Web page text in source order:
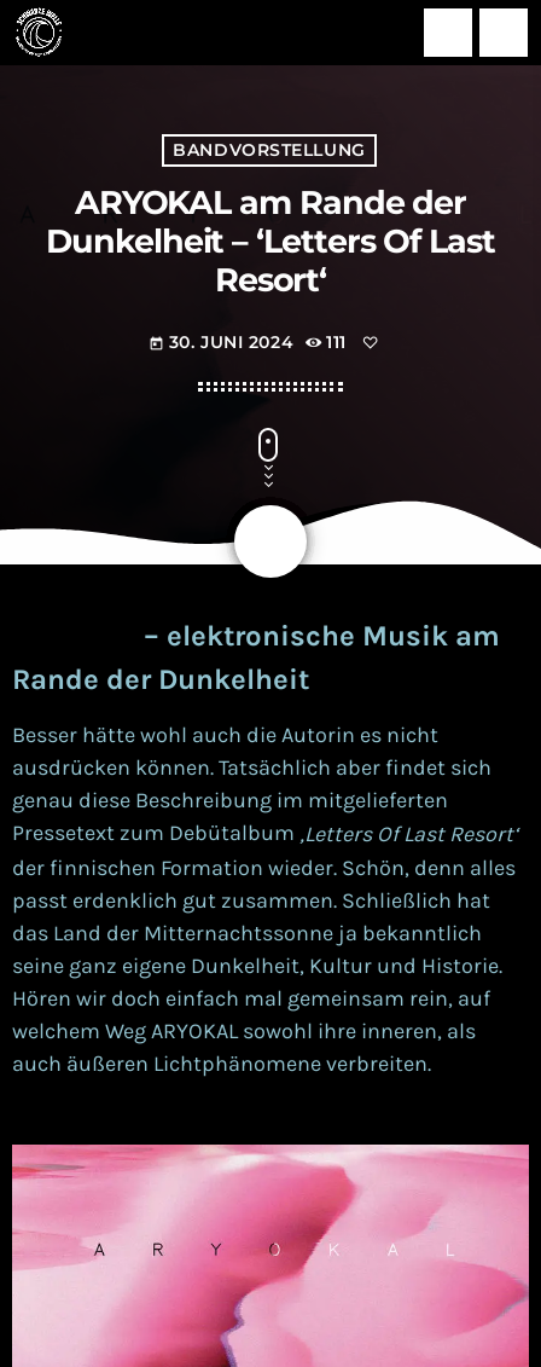
BANDVORSTELLUNG
ARYOKAL am Rande der
Dunkelheit – ‘Letters Of Last
Resort‘
today 30. JUNI 2024 111
– elektronische Musik am
Rande der Dunkelheit
Besser hätte wohl auch die Autorin es nicht
ausdrücken können. Tatsächlich aber findet sich
genau diese Beschreibung im mitgelieferten
Pressetext zum Debütalbum ‚Letters Of Last Resort‘
der finnischen Formation wieder. Schön, denn alles
passt erdenklich gut zusammen. Schließlich hat
das Land der Mitternachtssonne ja bekanntlich
seine ganz eigene Dunkelheit, Kultur und Historie.
Hören wir doch einfach mal gemeinsam rein, auf
welchem Weg ARYOKAL sowohl ihre inneren, als
auch äußeren Lichtphänomene verbreiten.